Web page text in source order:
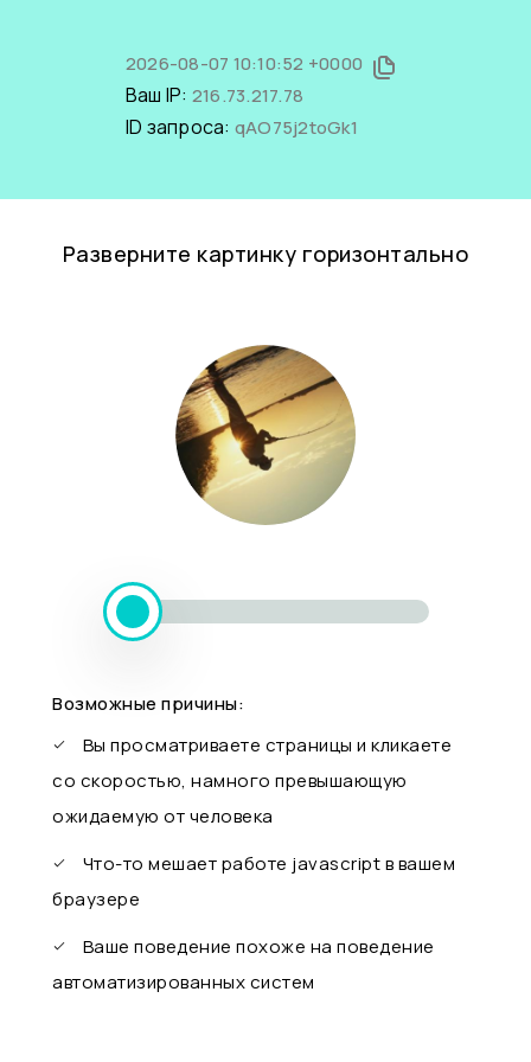
2026-08-07 10:10:52 +0000
Ваш IP: 216.73.217.78
ID запроса: qAO75j2toGk1
Разверните картинку горизонтально
Возможные причины:
Вы просматриваете страницы и кликаете
со скоростью, намного превышающую
ожидаемую от человека
Что-то мешает работе javascript в вашем
браузере
Ваше поведение похоже на поведение
автоматизированных систем